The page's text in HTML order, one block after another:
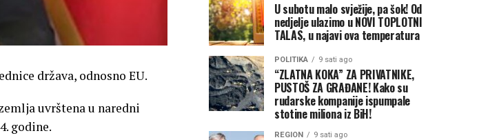
država, odnosno EU.
uvrštena u naredni
godine.
U subotu malo svježije, pa šok! Od
nedjelje ulazimo u NOVI TOPLOTNI
TALAS, u najavi ova temperatura
POLITIKA 9 sati ago
“ZLATNA KOKA” ZA PRIVATNIKE,
PUSTOŠ ZA GRAĐANE! Kako su
rudarske kompanije ispumpale
stotine miliona iz BiH!
REGION 9 sati ago